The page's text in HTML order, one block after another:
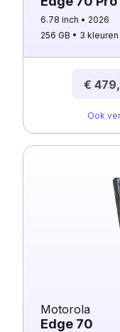
6.78 inch
2026
256 GB
3 kleuren
€
Ook
Motorola
Edge 70